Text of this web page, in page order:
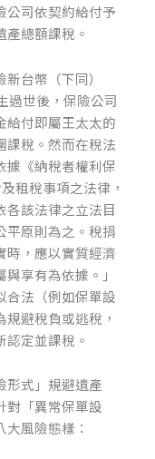
公司依契約給付予
總額課稅。
台幣（下同）
過世後，保險公司
給付即屬王太太的
課稅。然而在稅法
據《納稅者權利保
租稅事項之法律，
各該法律之立法目
平原則為之。稅捐
時，應以實質經濟
享有為依據。」
合法（例如保單設
避稅負或逃稅，
定並課稅。
形式」規避遺產
對「異常保單設
風險態樣：